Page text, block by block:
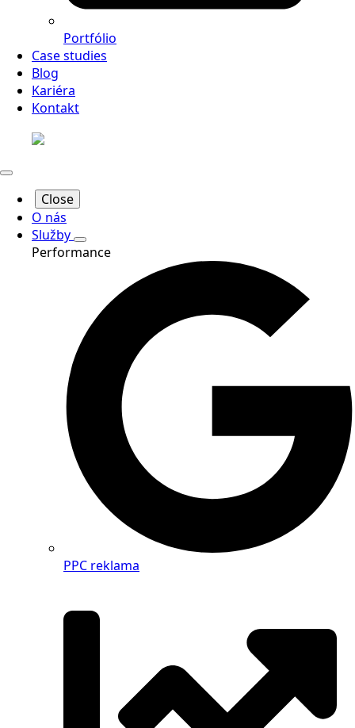
Portfólio
Case studies
Blog
Kariéra
Kontakt
Close
O nás
Služby
Performance
PPC reklama